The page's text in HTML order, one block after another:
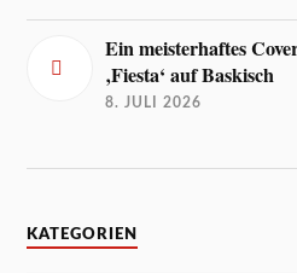
Ein meisterhaftes
‚Fiesta‘ auf Baskisch
8. JULI 2026
KATEGORIEN